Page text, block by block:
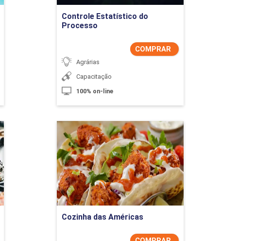
Controle Estatístico do
Processo
COMPRAR
Agrárias
Capacitação
100% on-line
Cozinha das Américas
Cozinha das Américas
Detalhes do curso
Comprar Agora